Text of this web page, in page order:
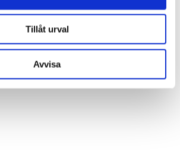
Tillåt urval
Avvisa